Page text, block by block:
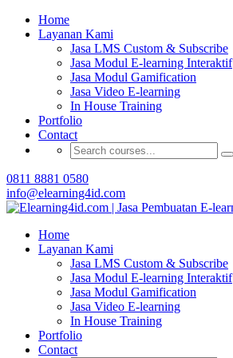
Home
Layanan Kami
Jasa LMS Custom & Subscribe
Jasa Modul E-learning Interaktif
Jasa Modul Gamification
Jasa Video E-learning
In House Training
Portfolio
Contact
0811 8881 0580
info@elearning4id.com
Home
Layanan Kami
Jasa LMS Custom & Subscribe
Jasa Modul E-learning Interaktif
Jasa Modul Gamification
Jasa Video E-learning
In House Training
Portfolio
Contact